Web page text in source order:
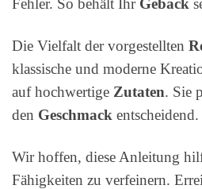
Fehler. So behält Ihr Gebäck
Die Vielfalt der vorgestellten
klassische und moderne
auf hochwertige Zutaten. Sie
den Geschmack entscheidend.
Wir hoffen, diese Anleitung
Fähigkeiten zu verfeinern.